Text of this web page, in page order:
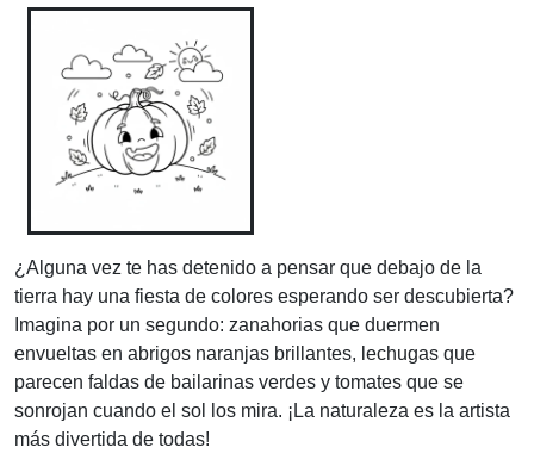
¿Alguna vez te has detenido a pensar que debajo de la
tierra hay una fiesta de colores esperando ser descubierta?
Imagina por un segundo: zanahorias que duermen
envueltas en abrigos naranjas brillantes, lechugas que
parecen faldas de bailarinas verdes y tomates que se
sonrojan cuando el sol los mira. ¡La naturaleza es la artista
más divertida de todas!